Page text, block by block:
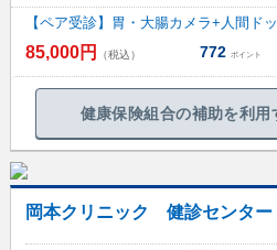
【ペア受診】胃・大腸カメラ+人間ド
85,000円 （税込） 772 ポイント
健康保険組合の補助を利用
岡本クリニック 健診センター